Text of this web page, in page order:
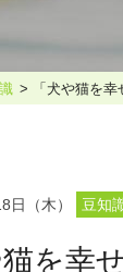
ア・カウンセ
「犬や猫を
日（木） 豆知
猫を幸